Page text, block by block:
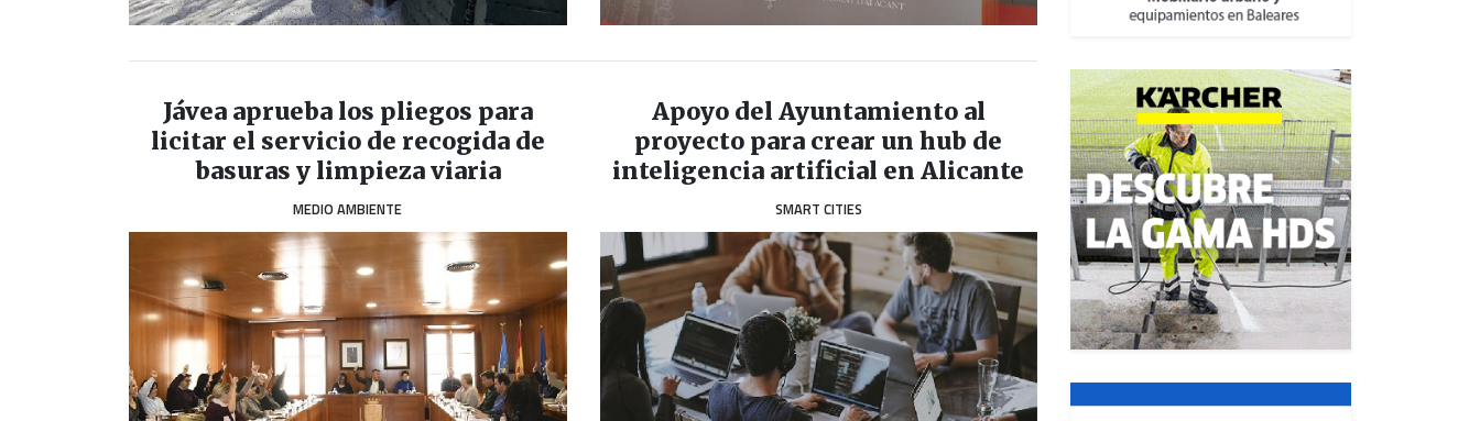
Jávea aprueba los pliegos para
licitar el servicio de recogida de
basuras y limpieza viaria
MEDIO AMBIENTE
Apoyo del Ayuntamiento al
proyecto para crear un hub de
inteligencia artificial en Alicante
SMART CITIES